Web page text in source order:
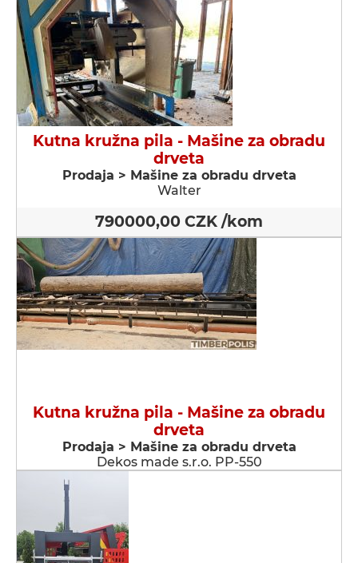
Kutna kružna pila - Мašine za obradu
drveta
Prodaja > Мašine za obradu drveta
Walter
790000,00 CZK /kom
Kutna kružna pila - Мašine za obradu
drveta
Prodaja > Мašine za obradu drveta
Dekos made s.r.o. PP-550